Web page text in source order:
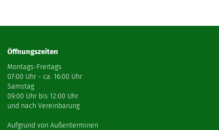
Öffnungszeiten
Montags-Freitags
07:00 Uhr - ca. 16:00 Uhr
Samstag
09:00 Uhr bis 12:00 Uhr
und nach Vereinbarung
Aufgrund von Außenterminen